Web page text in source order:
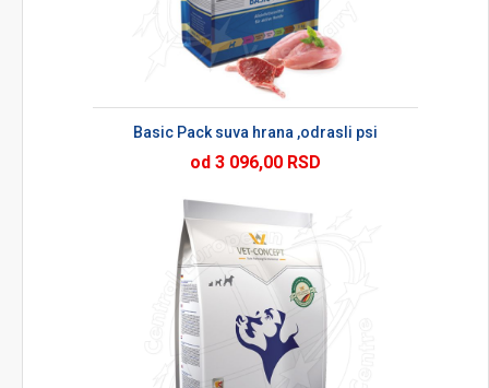
Basic Pack suva hrana ,odrasli psi
od 3 096,00 RSD